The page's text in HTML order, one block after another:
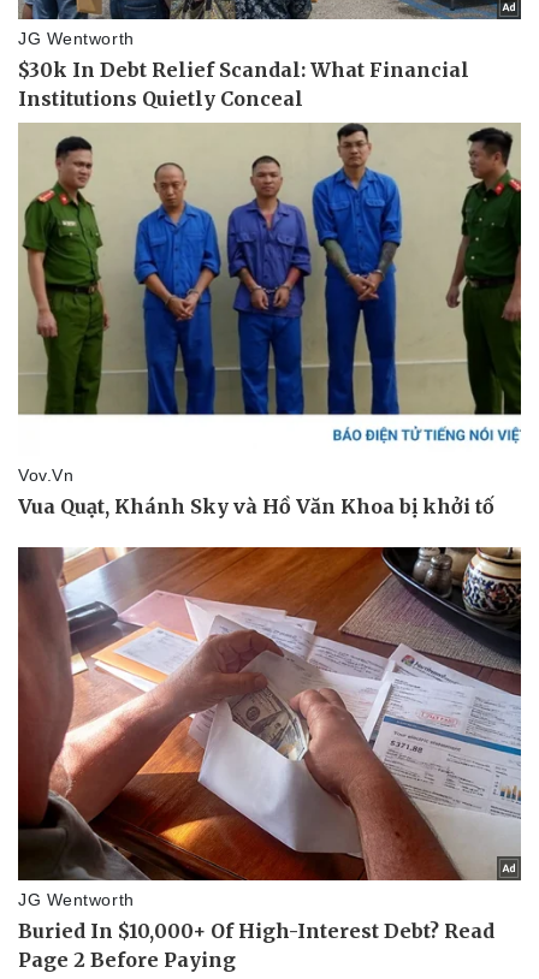
Bóng đá
Lịch thi đấu bóng đá
eSports
Hậu trường
Ô tô